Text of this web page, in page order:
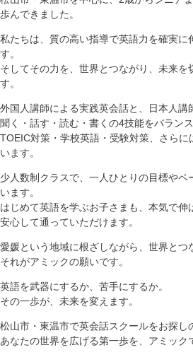
歩んできました。
私たちは、質の高い指導で英語力を確実に
す。
そしてその力を、世界とつながり、未来を
す。
外国人講師による実践英会話と、日本人講
聞く・話す・読む・書くの4技能をバラン
TOEIC対策・学校英語・受験対策、さらに
います。
少人数制クラスで、一人ひとりの目標やペ
います。
はじめて英語を学ぶお子さまも、本気で伸
安心して通っていただけます。
愛媛という地域に根ざしながら、世界とつ
それがアミックの願いです。
英語を武器にするか、苦手にするか。
その一歩が、未来を変えます。
松山市・東温市で英会話スクールをお探し
あなたの世界を広げる第一歩を、アミック